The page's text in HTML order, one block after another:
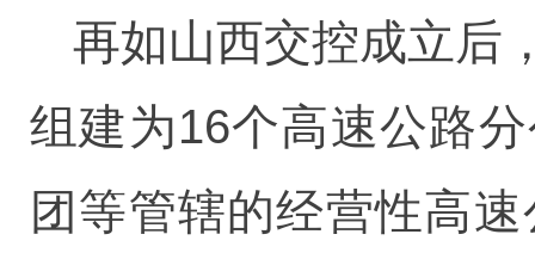
再如山西交控成立后
组建为16个高速公路
团等管辖的经营性高